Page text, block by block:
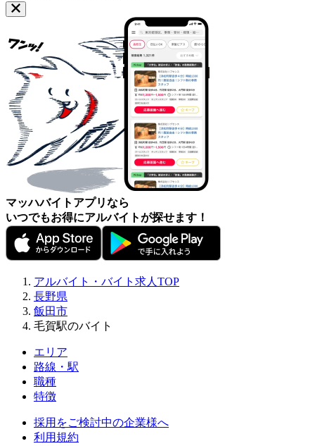
マッハバイトアプリなら
いつでもお得にアルバイトが探せます！
アルバイト・バイト求人TOP
長野県
飯田市
毛賀駅のバイト
エリア
路線・駅
職種
特徴
採用をご検討中の企業様へ
利用規約